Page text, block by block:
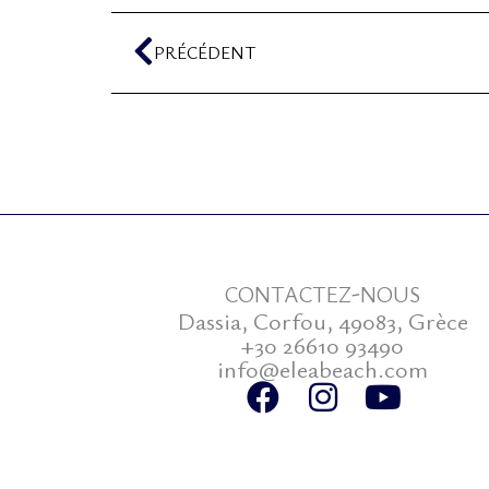
Précédent
PRÉCÉDENT
CONTACTEZ-NOUS
Dassia, Corfou, 49083, Grèce
+30 26610 93490
info@eleabeach.com
F
a
I Y